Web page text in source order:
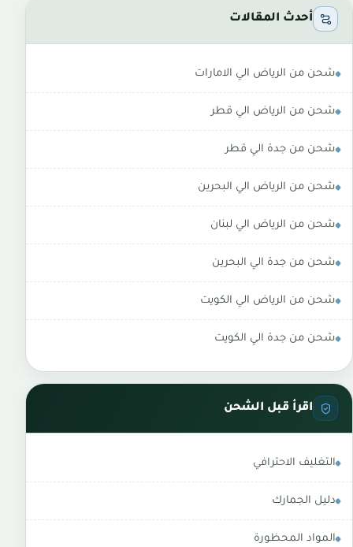
أحدث المقالات
شحن من الرياض الي الامارات
شحن من الرياض الي قطر
شحن من جدة الي قطر
شحن من الرياض الي البحرين
شحن من الرياض الي لبنان
شحن من جدة الي البحرين
شحن من الرياض الي الكويت
شحن من جدة الي الكويت
اقرأ قبل الشحن
التغليف الاحترافي
دليل الجمارك
المواد المحظورة